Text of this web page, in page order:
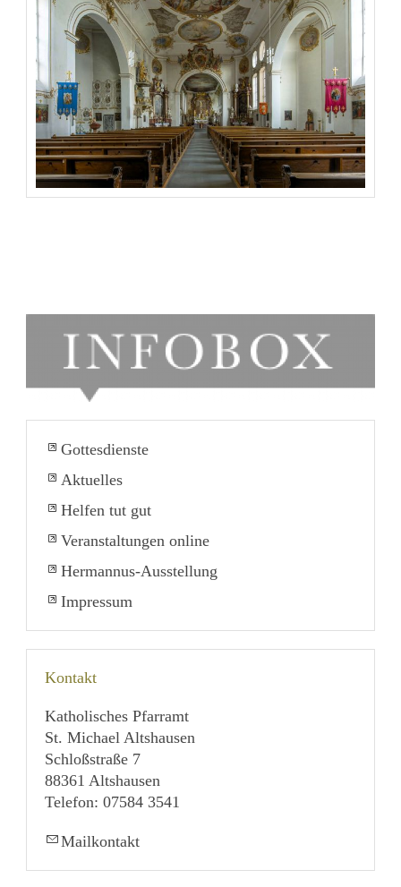
Gottesdienste
Aktuelles
Helfen tut gut
Veranstaltungen online
Hermannus-Ausstellung
Impressum
Kontakt
Katholisches Pfarramt
St. Michael Altshausen
Schloßstraße 7
88361 Altshausen
Telefon: 07584 3541
Mailkontakt